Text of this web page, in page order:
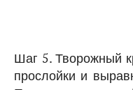
Шаг 5. Творожный
прослойки и